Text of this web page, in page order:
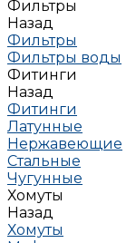
Фильтры
Назад
Фильтры
Фильтры воды
Фитинги
Назад
Фитинги
Латунные
Нержавеющие
Стальные
Чугунные
Хомуты
Назад
Хомуты